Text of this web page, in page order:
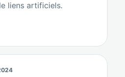
liens artificiels.